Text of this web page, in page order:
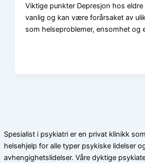
Viktige punkter Depresjon hos
vanlig og kan være forårsaket av
som helseproblemer, ensomhet og
Spesialist i psykiatri er en privat klinikk
helsehjelp for alle typer psykiske lidelser
avhengighetslidelser. Våre dyktige